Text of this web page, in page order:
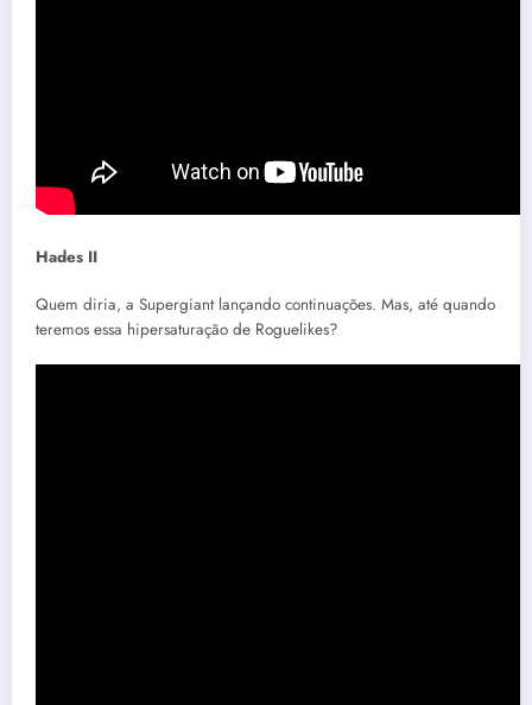
Hades II
Quem diria, a Supergiant lançando continuações. Mas, até quando
teremos essa hipersaturação de Roguelikes?